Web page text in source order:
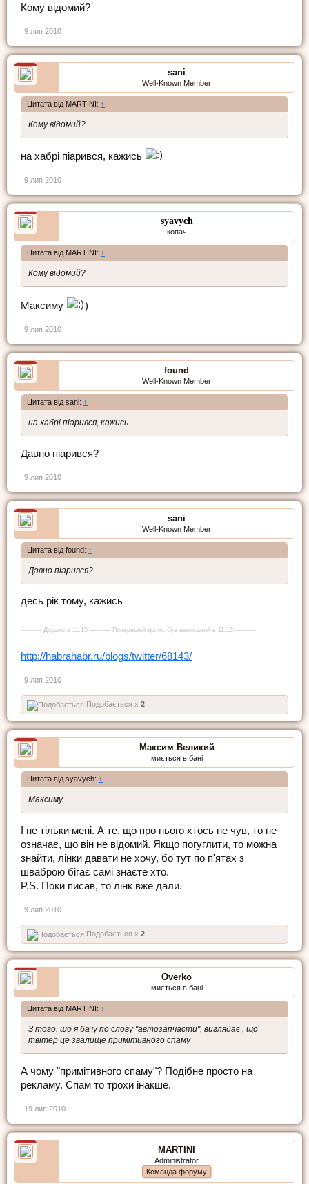
Кому відомий?
9 лип 2010
sani
Well-Known Member
Цитата від MARTINI: ↑
Кому відомий?
на хабрі піарився, кажись
9 лип 2010
syavych
копач
Цитата від MARTINI: ↑
Кому відомий?
Максиму )
9 лип 2010
found
Well-Known Member
Цитата від sani: ↑
на хабрі піарився, кажись
Давно піарився?
9 лип 2010
sani
Well-Known Member
Цитата від found: ↑
Давно піарився?
десь рік тому, кажись
---------- Додано в 11:15 ---------- Попередній допис був написаний в 11:13 ----------
http://habrahabr.ru/blogs/twitter/68143/
9 лип 2010
Подобається x 2
Максим Великий
миється в бані
Цитата від syavych: ↑
Максиму
І не тільки мені. А те, що про нього хтось не чув, то не
означає, що він не відомий. Якщо погуглити, то можна
знайти, лінки давати не хочу, бо тут по п'ятах з
шваброю бігає самі знаєте хто.
P.S. Поки писав, то лінк вже дали.
9 лип 2010
Подобається x 2
Overko
миється в бані
Цитата від MARTINI: ↑
З того, шо я бачу по слову "автозапчасти", виглядає , що
твітер це звалище примітивного спаму
А чому "примітивного спаму"? Подібне просто на
рекламу. Спам то трохи інакше.
19 лип 2010
MARTINI
Administrator
Команда форуму